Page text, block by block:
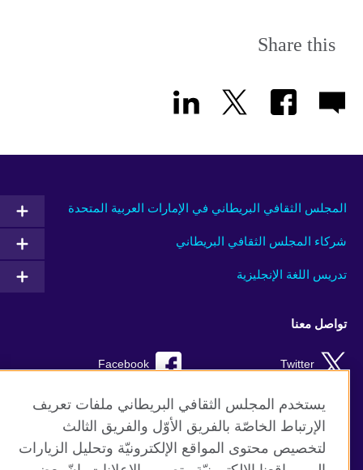
Share this
المجلس الثقافي البريطاني في الإمارات العربية المتحدة
شركاء المجلس الثقافي البريطاني
تدريس اللغة الإنجليزية
تواصل معنا
Facebook Twitter
Instagram RSS
TikTok
يستخدم المجلس الثقافي البريطاني ملفات تعريف
الإرتباط الخاصّة بالفريق الأوّل والفريق الثالث
لتخصيص محتوى المواقع الإلكترونيّة وتحليل الزيارات